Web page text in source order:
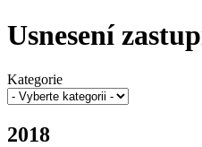
Usnesení
Kategorie
2018